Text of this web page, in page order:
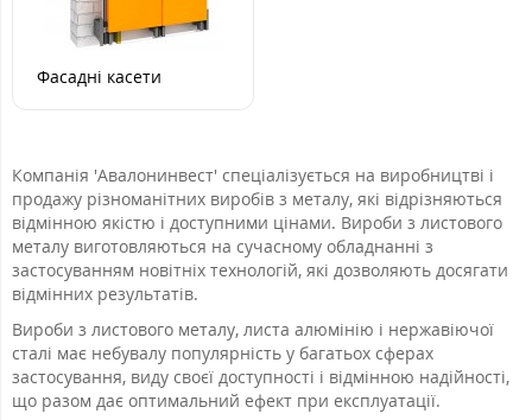
Фасадні касети
Компанія 'Авалонинвест' спеціалізується на виробництві і
продажу різноманітних виробів з металу, які відрізняються
відмінною якістю і доступними цінами. Вироби з листового
металу виготовляються на сучасному обладнанні з
застосуванням новітніх технологій, які дозволяють досягати
відмінних результатів.
Вироби з листового металу, листа алюмінію і нержавіючої
сталі має небувалу популярність у багатьох сферах
застосування, виду своєї доступності і відмінною надійності,
що разом дає оптимальний ефект при експлуатації.